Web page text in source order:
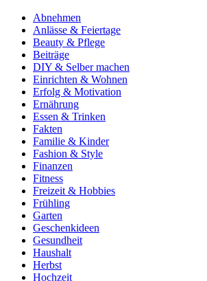
Abnehmen
Anlässe & Feiertage
Beauty & Pflege
Beiträge
DIY & Selber machen
Einrichten & Wohnen
Erfolg & Motivation
Ernährung
Essen & Trinken
Fakten
Familie & Kinder
Fashion & Style
Finanzen
Fitness
Freizeit & Hobbies
Frühling
Garten
Geschenkideen
Gesundheit
Haushalt
Herbst
Hochzeit